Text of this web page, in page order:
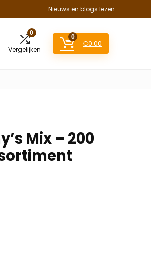
Nieuws en blogs lezen
0
Vergelijken
0
€0.00
Mix – 200